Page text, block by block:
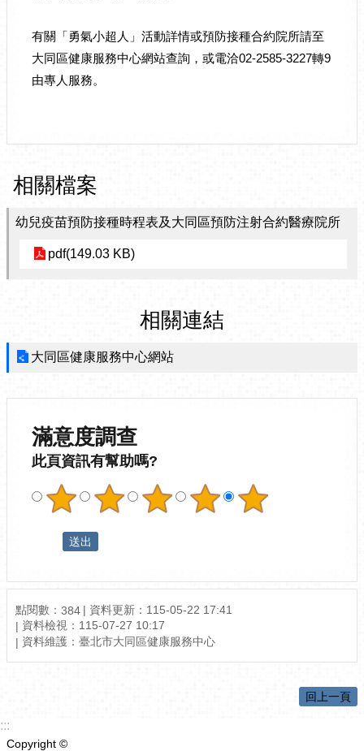
有關「勇氣小超人」活動詳情或預防接種合約院所請至
大同區健康服務中心網站查詢，或電洽02-2585-3227轉9
由專人服務。
相關檔案
幼兒疫苗預防接種時程表及大同區預防注射合約醫療院所
pdf(149.03 KB)
相關連結
大同區健康服務中心網站
滿意度調查
此頁資訊有幫助嗎?
點閱數： 384
資料更新：115-05-22 17:41
資料檢視：115-07-27 10:17
資料維護：臺北市大同區健康服務中心
回上一頁
:::
Copyright ©